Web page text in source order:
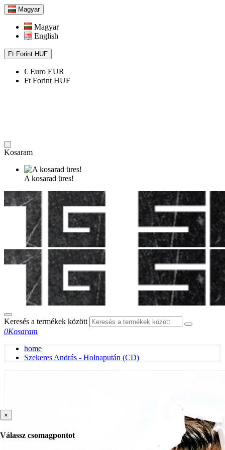
Magyar
Magyar
English
Ft Forint HUF
€ Euro EUR
Ft Forint HUF
Kosaram
A kosarad üres!
Keresés a termékek között
0Kosaram
home
Szekeres András - Holnapután (CD)
×
Válassz csomagpontot